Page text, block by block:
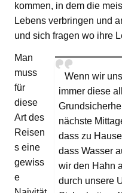
kommen, in dem die
Lebens verbringen und
und sich fragen wo ihre
Wenn wir
immer diese
nächste
dass zu
dass Wasser
wir den Hahn
durch unsere
Man
muss
für
diese
Art des
Reisen
s eine
gewiss
e